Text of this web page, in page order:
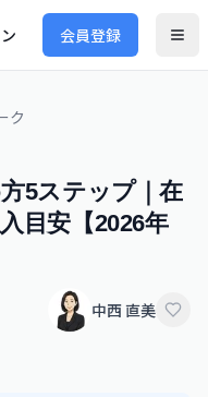
会員登録
ク
5ステップ｜在
目安【2026年
中西 直美